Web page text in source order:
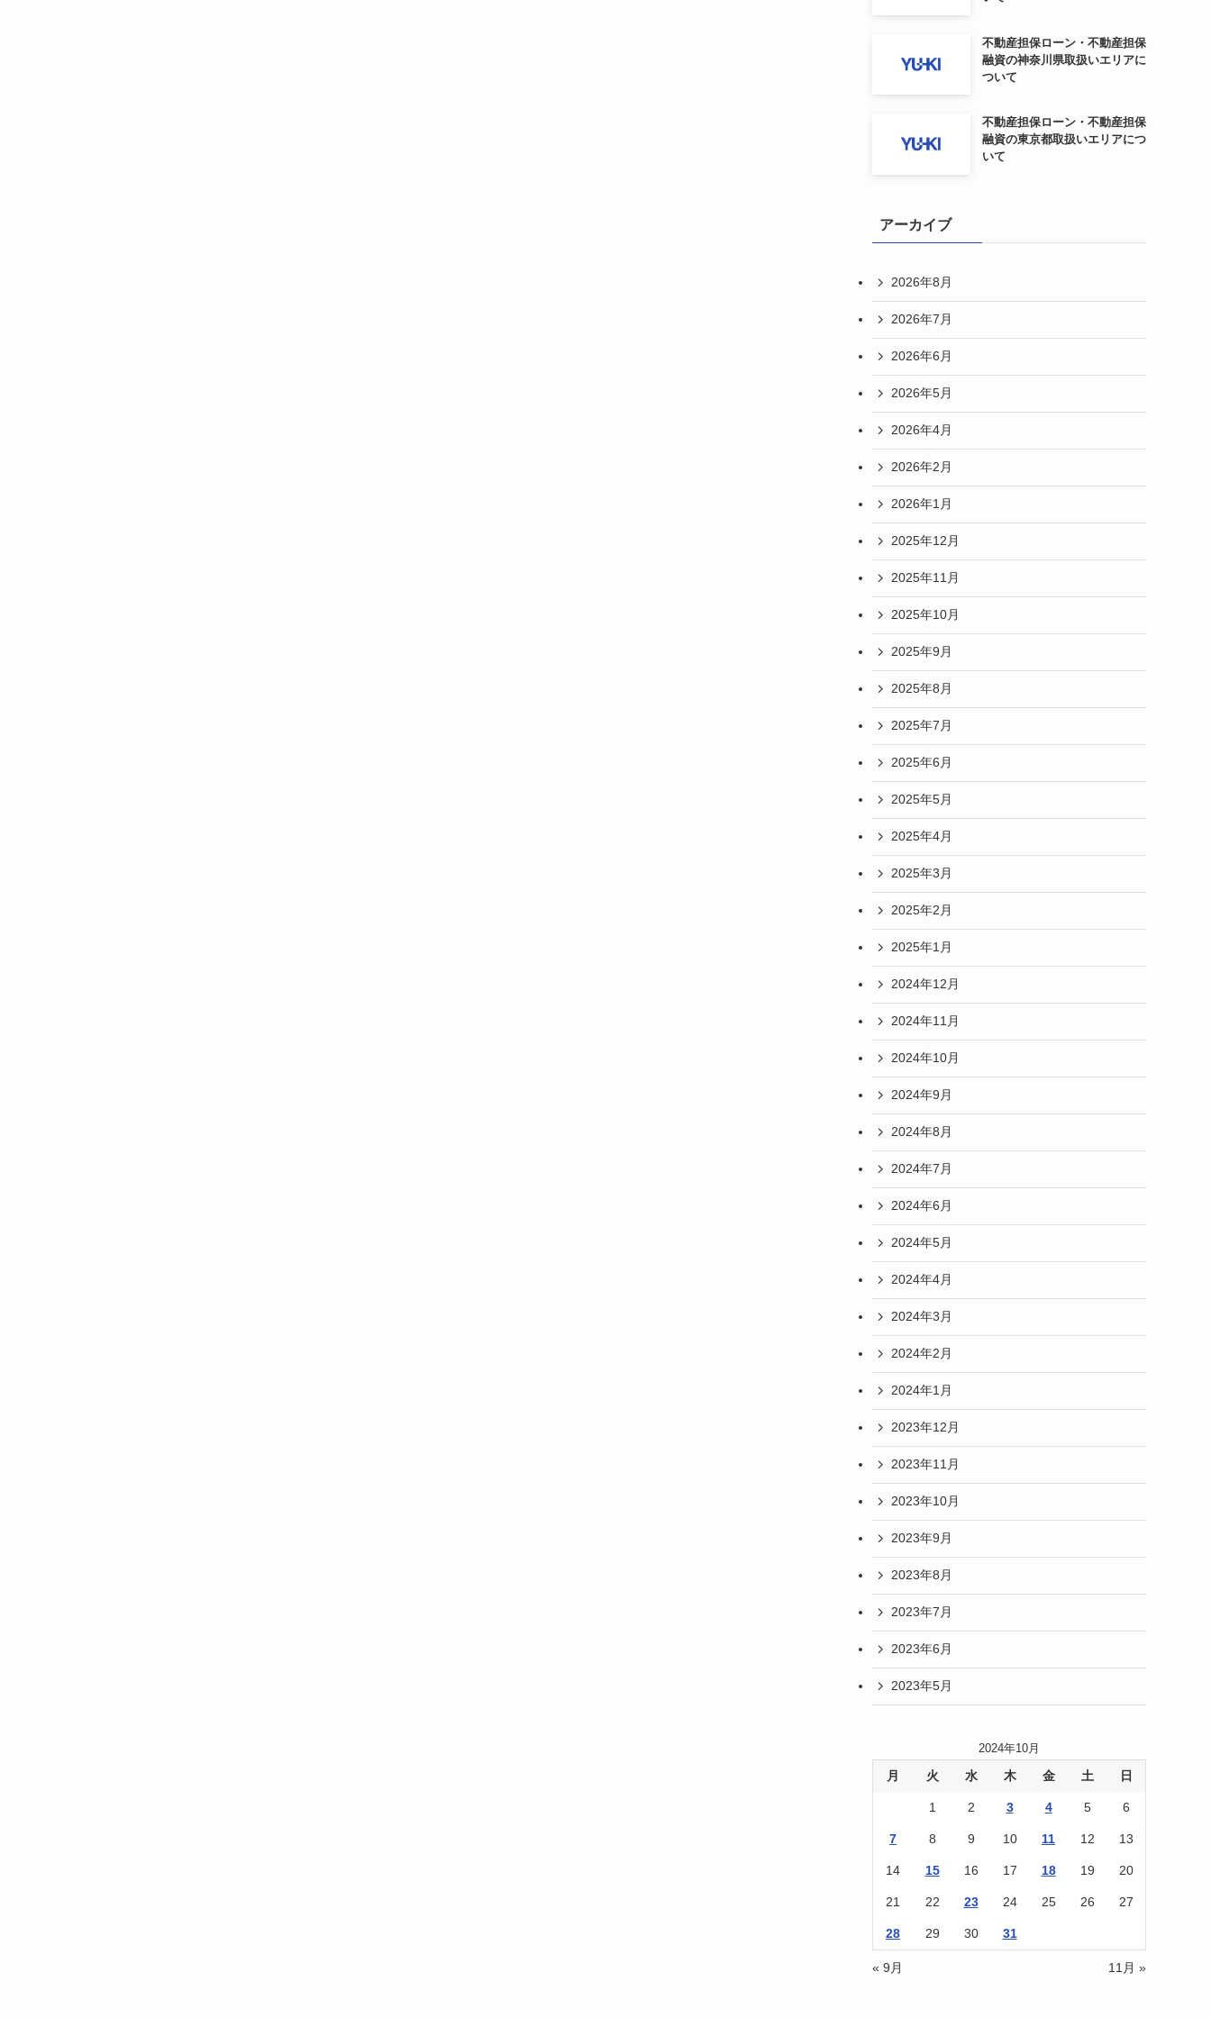
不動産担保ローン・不動産担保
融資の神奈川県取扱いエリアに
ついて
不動産担保ローン・不動産担保
融資の東京都取扱いエリアにつ
いて
アーカイブ
2026年8月
2026年7月
2026年6月
2026年5月
2026年4月
2026年2月
2026年1月
2025年12月
2025年11月
2025年10月
2025年9月
2025年8月
2025年7月
2025年6月
2025年5月
2025年4月
2025年3月
2025年2月
2025年1月
2024年12月
2024年11月
2024年10月
2024年9月
2024年8月
2024年7月
2024年6月
2024年5月
2024年4月
2024年3月
2024年2月
2024年1月
2023年12月
2023年11月
2023年10月
2023年9月
2023年8月
2023年7月
2023年6月
2023年5月
2024年10月
月 火 水 木 金 土 日
1 2 3 4 5 6
7 8 9 10 11 12 13
14 15 16 17 18 19 20
21 22 23 24 25 26 27
28 29 30 31
« 9月 11月 »